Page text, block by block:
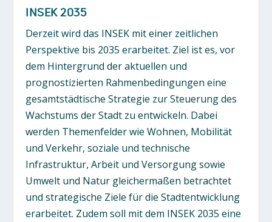
INSEK 2035
Derzeit wird das INSEK mit einer zeitlichen
Perspektive bis 2035 erarbeitet. Ziel ist es, vor
dem Hintergrund der aktuellen und
prognostizierten Rahmenbedingungen eine
gesamtstädtische Strategie zur Steuerung des
Wachstums der Stadt zu entwickeln. Dabei
werden Themenfelder wie Wohnen, Mobilität
und Verkehr, soziale und technische
Infrastruktur, Arbeit und Versorgung sowie
Umwelt und Natur gleichermaßen betrachtet
und strategische Ziele für die Stadtentwicklung
erarbeitet. Zudem soll mit dem INSEK 2035 eine